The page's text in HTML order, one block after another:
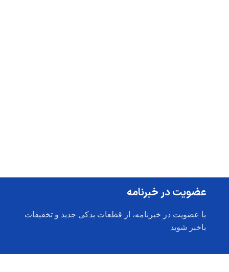
عضویت در خبرنامه
با عضویت در خبرنامه، از قطعات یدکی جدید و تخفیفات
باخبر شوید